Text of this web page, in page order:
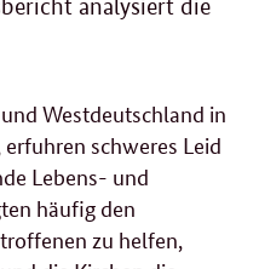
analysiert die
Westdeutschland in
schweres Leid
Lebens- und
häufig den
zu helfen,